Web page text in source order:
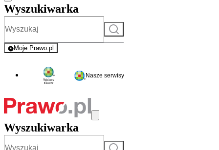
Wyszukiwarka
Szukaj
Moje Prawo.pl
- rejestracja i logowanie do serwisu
Nasze serwisy
Wyszukiwarka
Szukaj